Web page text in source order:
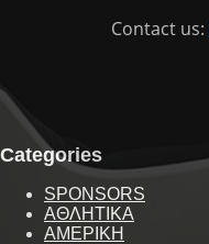
Contact us:
Categories
SPONSORS
ΑΘΛΗΤΙΚΑ
ΑΜΕΡΙΚΗ